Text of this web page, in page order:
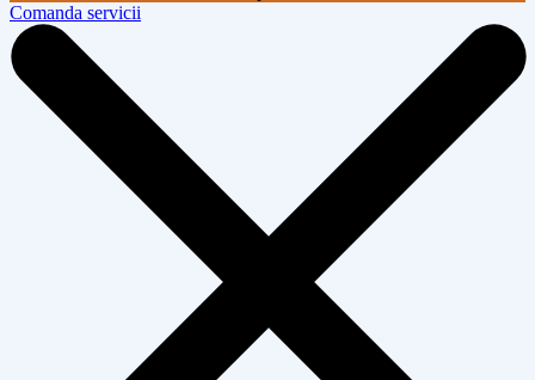
Comanda servicii